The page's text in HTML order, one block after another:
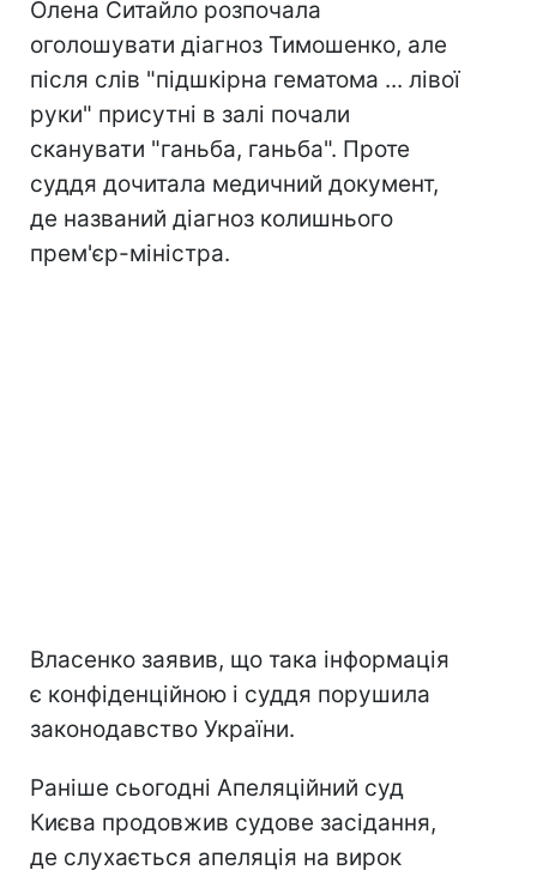
Олена Ситайло розпочала
оголошувати діагноз Тимошенко, але
після слів "підшкірна гематома ... лівої
руки" присутні в залі почали
сканувати "ганьба, ганьба". Проте
суддя дочитала медичний документ,
де названий діагноз колишнього
прем'єр-міністра.
Власенко заявив, що така інформація
є конфіденційною і суддя порушила
законодавство України.
Раніше сьогодні Апеляційний суд
Києва продовжив судове засідання,
де слухається апеляція на вирок